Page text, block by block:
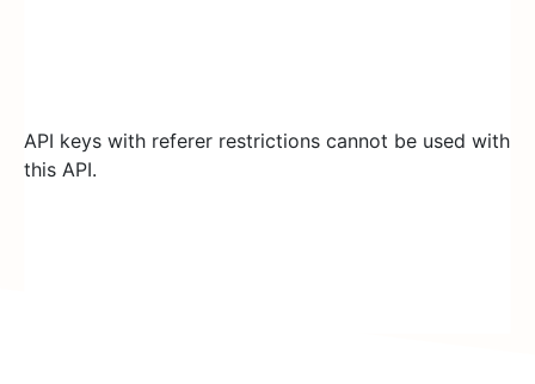
API keys with referer restrictions cannot be used with
this API.